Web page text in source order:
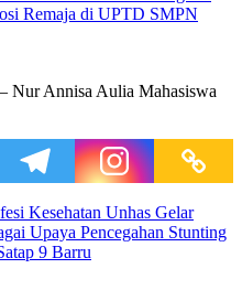
Remaja di UPTD SMPN
Annisa Aulia Mahasiswa
Kesehatan Unhas Gelar
Upaya Pencegahan Stunting
9 Barru